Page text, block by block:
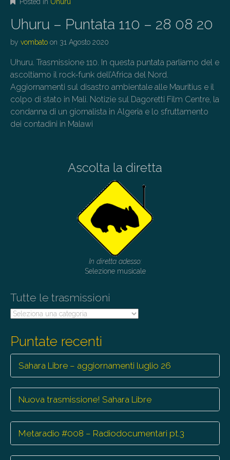
Uhuru – Puntata 110 – 28 08 20
by vombato on 31 Agosto 2020
Uhuru. Trasmissione 110. In questa puntata parliamo del e
ascoltiamo il rock-funk dell’Africa del Nord.
Aggiornamenti sul disastro ambientale alle Mauritius e il
colpo di stato in Mali. Notizie sul Dagoretti Film Centre, la
condanna di un giornalista in Algeria e lo sfruttamento
dei contadini in Malawi
Ascolta la diretta
In diretta adesso:
Selezione musicale
Tutte le trasmissioni
Tutte
Puntate recenti
Sahara Libre – aggiornamenti luglio 26
Nuova trasmissione! Sahara Libre
Metaradio #008 – Radiodocumentari pt.3